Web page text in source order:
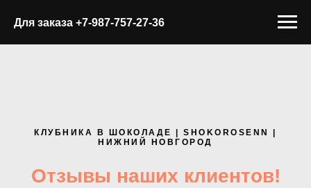
Для заказа +7-987-757-27-36
КЛУБНИКА В ШОКОЛАДЕ | SHOKOROSENN |
НИЖНИЙ НОВГОРОД
Отзывы наших клиентов!